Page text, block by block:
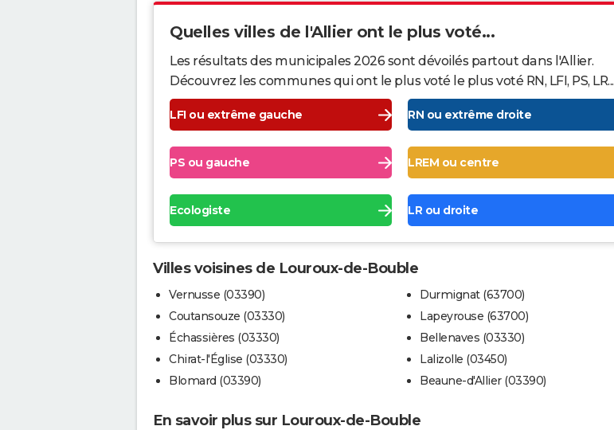
Quelles villes de l'Allier ont le plus voté...
Les résultats des municipales 2026 sont dévoilés partout dans l'Allier.
Découvrez les communes qui ont le plus voté le plus voté RN, LFI, PS, LR...
LFI ou extrême gauche RN ou extrême droite
PS ou gauche LREM ou centre
Ecologiste LR ou droite
Villes voisines de Louroux-de-Bouble
Vernusse (03390)
Coutansouze (03330)
Échassières (03330)
Chirat-l'Église (03330)
Blomard (03390)
Durmignat (63700)
Lapeyrouse (63700)
Bellenaves (03330)
Lalizolle (03450)
Beaune-d'Allier (03390)
En savoir plus sur Louroux-de-Bouble